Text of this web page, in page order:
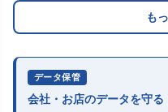
も
データ保管
会社・お店のデータを守